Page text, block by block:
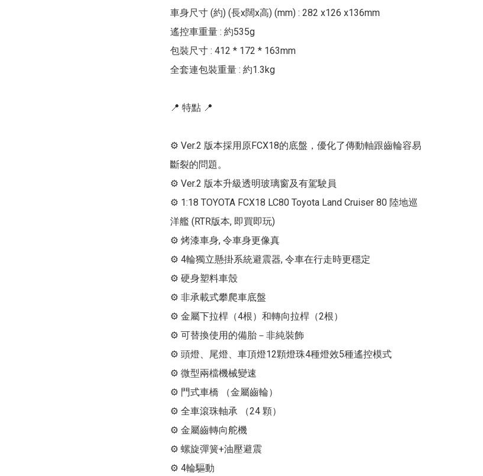
車身尺寸 (約) (長x闊x高) (mm) : 282 x126 x136mm
遙控車重量 : 約535g
包裝尺寸 : 412 * 172 * 163mm
全套連包裝重量 : 約1.3kg
📍 特點 📍
⚙ Ver.2 版本採用原FCX18的底盤，優化了傳動軸跟齒輪容易
斷裂的問題。
⚙ Ver.2 版本升級透明玻璃窗及有駕駛員
⚙ 1:18 TOYOTA FCX18 LC80 Toyota Land Cruiser 80 陸地巡
洋艦 (RTR版本, 即買即玩)
⚙ 烤漆車身, 令車身更像真
⚙ 4輪獨立懸掛系統避震器, 令車在行走時更穩定
⚙ 硬身塑料車殼
⚙ 非承載式攀爬車底盤
⚙ 金屬下拉桿（4根）和轉向拉桿（2根）
⚙ 可替換使用的備胎－非純裝飾
⚙ 頭燈、尾燈、車頂燈12顆燈珠4種燈效5種遙控模式
⚙ 微型兩檔機械變速
⚙ 門式車橋 （金屬齒輪）
⚙ 全車滾珠軸承 （24 顆）
⚙ 金屬齒轉向舵機
⚙ 螺旋彈簧+油壓避震
⚙ 4輪驅動